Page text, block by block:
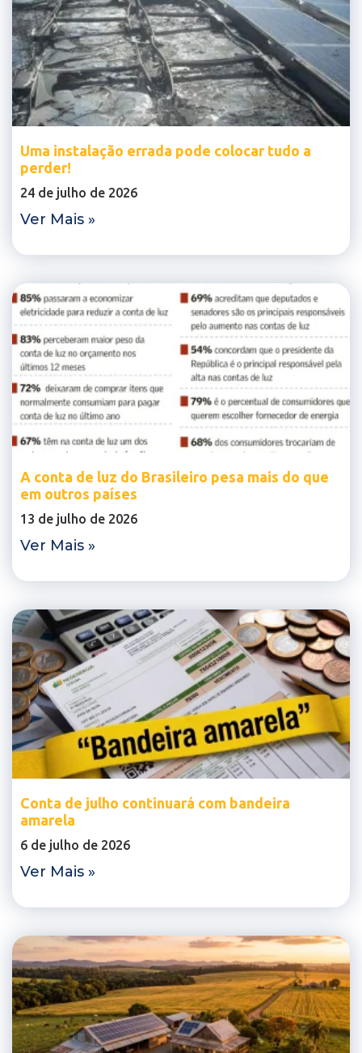
Uma instalação errada pode colocar tudo a
perder!
24 de julho de 2026
Ver Mais »
A conta de luz do Brasileiro pesa mais do que
em outros países
13 de julho de 2026
Ver Mais »
Conta de julho continuará com bandeira
amarela
6 de julho de 2026
Ver Mais »